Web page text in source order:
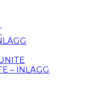
– INLÄGG